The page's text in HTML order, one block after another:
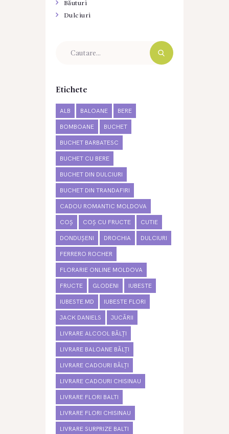
Băuturi
Dulciuri
Etichete
ALB BALOANE BERE
BOMBOANE BUCHET
BUCHET BARBATESC
BUCHET CU BERE
BUCHET DIN DULCIURI
BUCHET DIN TRANDAFIRI
CADOU ROMANTIC MOLDOVA
COȘ COȘ CU FRUCTE CUTIE
DONDUȘENI DROCHIA DULCIURI
FERRERO ROCHER
FLORARIE ONLINE MOLDOVA
FRUCTE GLODENI IUBESTE
IUBESTE.MD IUBESTE FLORI
JACK DANIELS JUCĂRII
LIVRARE ALCOOL BĂLȚI
LIVRARE BALOANE BĂLȚI
LIVRARE CADOURI BĂLȚI
LIVRARE CADOURI CHISINAU
LIVRARE FLORI BALTI
LIVRARE FLORI CHISINAU
LIVRARE SURPRIZE BALTI